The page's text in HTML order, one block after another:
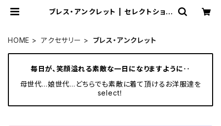
ブレス・アンクレット | セレクトショッ
HOME アクセサリー ブレス・アンクレット
毎日が、笑顔溢れる素敵な一日になりますように‥
母世代…娘世代…どちらでも素敵に着て頂けるお洋服達を
select！